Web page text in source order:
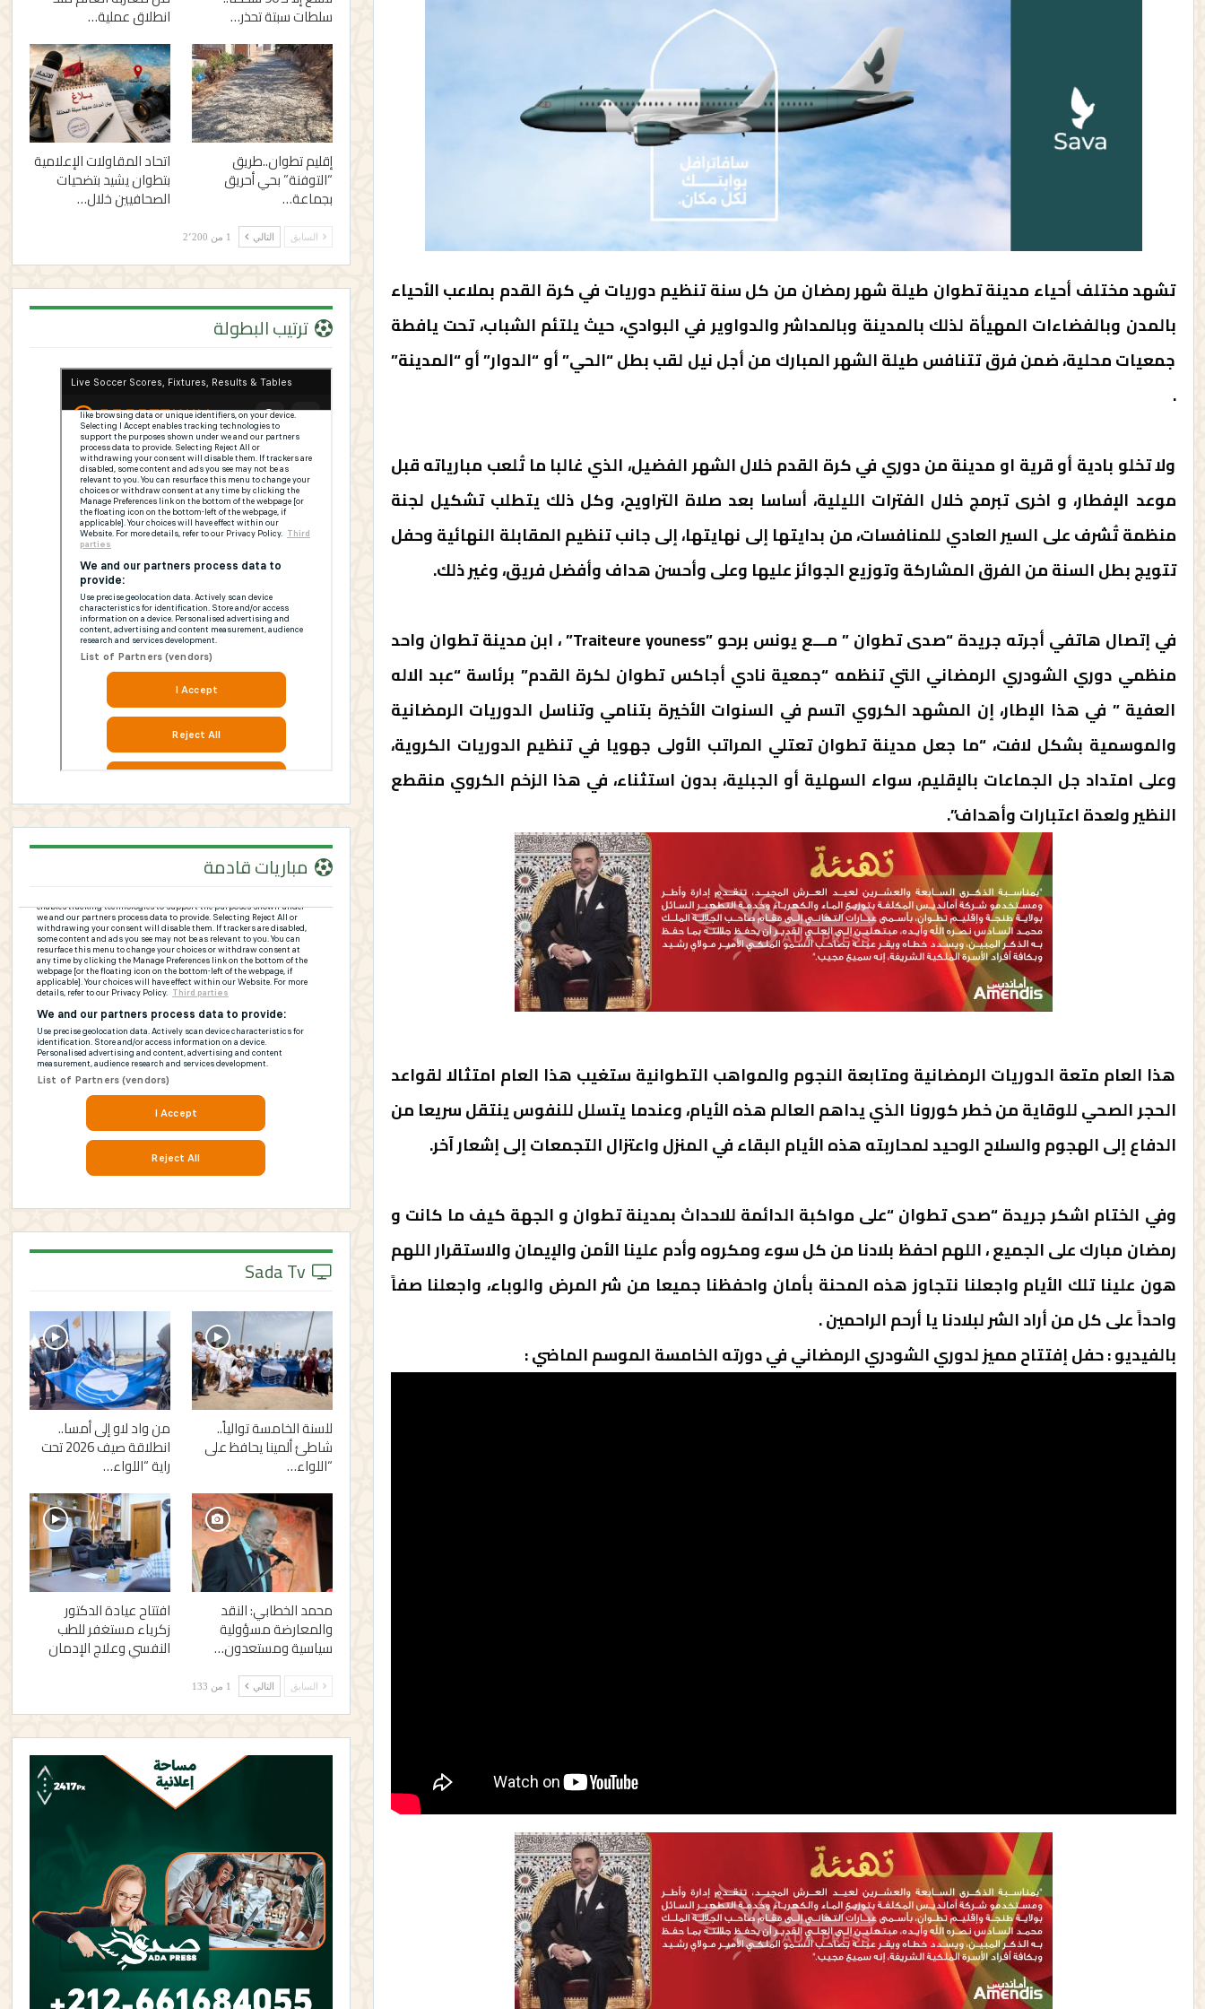
تشهد مختلف أحياء مدينة تطوان طيلة شهر رمضان من كل سنة تنظيم دوريات في كرة القدم بملاعب الأحياء
بالمدن وبالفضاءات المهيأة لذلك بالمدينة وبالمداشر والدواوير في البوادي، حيث يلتئم الشباب، تحت يافطة
جمعيات محلية، ضمن فرق تتنافس طيلة الشهر المبارك من أجل نيل لقب بطل “الحي” أو “الدوار” أو “المدينة”
.
ولا تخلو بادية أو قرية او مدينة من دوري في كرة القدم خلال الشهر الفضيل، الذي غالبا ما تُلعب مبارياته قبل
موعد الإفطار، و اخرى تبرمج خلال الفترات الليلية، أساسا بعد صلاة التراويح، وكل ذلك يتطلب تشكيل لجنة
منظمة تُشرف على السير العادي للمنافسات، من بدايتها إلى نهايتها، إلى جانب تنظيم المقابلة النهائية وحفل
تتويج بطل السنة من الفرق المشاركة وتوزيع الجوائز عليها وعلى وأحسن هداف وأفضل فريق، وغير ذلك.
في إتصال هاتفي أجرته جريدة “صدى تطوان ” مـــع يونس برحو ”Traiteure youness” ، ابن مدينة تطوان واحد
منظمي دوري الشودري الرمضاني التي تنظمه “جمعية نادي أجاكس تطوان لكرة القدم” برئاسة “عبد الاله
العفية ” في هذا الإطار، إن المشهد الكروي اتسم في السنوات الأخيرة بتنامي وتناسل الدوريات الرمضانية
والموسمية بشكل لافت، “ما جعل مدينة تطوان تعتلي المراتب الأولى جهويا في تنظيم الدوريات الكروية،
وعلى امتداد جل الجماعات بالإقليم، سواء السهلية أو الجبلية، بدون استثناء، في هذا الزخم الكروي منقطع
النظير ولعدة اعتبارات وأهداف”.
هذا العام متعة الدوريات الرمضانية ومتابعة النجوم والمواهب التطوانية ستغيب هذا العام امتثالا لقواعد
الحجر الصحي للوقاية من خطر كورونا الذي يداهم العالم هذه الأيام، وعندما يتسلل للنفوس ينتقل سريعا من
الدفاع إلى الهجوم والسلاح الوحيد لمحاربته هذه الأيام البقاء في المنزل واعتزال التجمعات إلى إشعار آخر.
وفي الختام اشكر جريدة “صدى تطوان “على مواكبة الدائمة للاحداث بمدينة تطوان و الجهة كيف ما كانت و
رمضان مبارك على الجميع ، اللهم احفظ بلادنا من كل سوء ومكروه وأدم علينا الأمن والإيمان والاستقرار اللهم
هون علينا تلك الأيام واجعلنا نتجاوز هذه المحنة بأمان واحفظنا جميعا من شر المرض والوباء، واجعلنا صفاً
واحداً على كل من أراد الشر لبلادنا يا أرحم الراحمين .
بالفيديو : حفل إفتتاح مميز لدوري الشودري الرمضاني في دورته الخامسة الموسم الماضي :
سلطات سبتة تحذر… انطلاق عملية…
إقليم تطوان..طريق
“التوفنة” بحي أحريق
بجماعة…
اتحاد المقاولات الإعلامية
بتطوان يشيد بتضحيات
الصحافيين خلال…
السابق التالي 1 من 2٬200
ترتيب البطولة
مباريات قادمة
للسنة الخامسة توالياً..
شاطئ ألمينا يحافظ على
“اللواء…
من واد لاو إلى أمسا..
انطلاقة صيف 2026 تحت
راية “اللواء…
محمد الخطابي: النقد
والمعارضة مسؤولية
سياسية ومستعدون…
افتتاح عيادة الدكتور
زكرياء مستغفر للطب
النفسي وعلاج الإدمان
السابق التالي 1 من 133